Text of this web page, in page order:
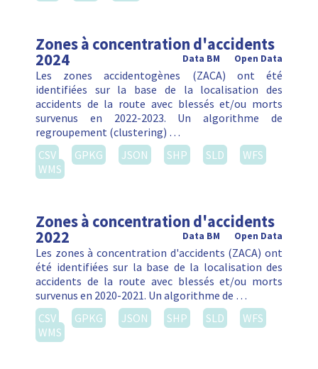
Zones à concentration d'accidents
2024 Open Data
Data BM
Les zones accidentogènes (ZACA) ont été
identifiées sur la base de la localisation des
accidents de la route avec blessés et/ou morts
survenus en 2022-2023. Un algorithme de
regroupement (clustering) …
CSV
GPKG JSON SHP SLD
WFS
WMS
Zones à concentration d'accidents
2022 Open Data
Data BM
Les zones à concentration d'accidents (ZACA) ont
été identifiées sur la base de la localisation des
accidents de la route avec blessés et/ou morts
survenus en 2020-2021. Un algorithme de …
CSV
GPKG JSON SHP SLD
WFS
WMS